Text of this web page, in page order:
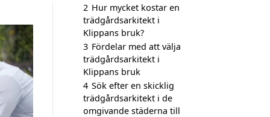
2 Hur mycket kostar en
trädgårdsarkitekt i
Klippans bruk?
3 Fördelar med att välja
trädgårdsarkitekt i
Klippans bruk
4 Sök efter en skicklig
trädgårdsarkitekt i de
omgivande städerna till